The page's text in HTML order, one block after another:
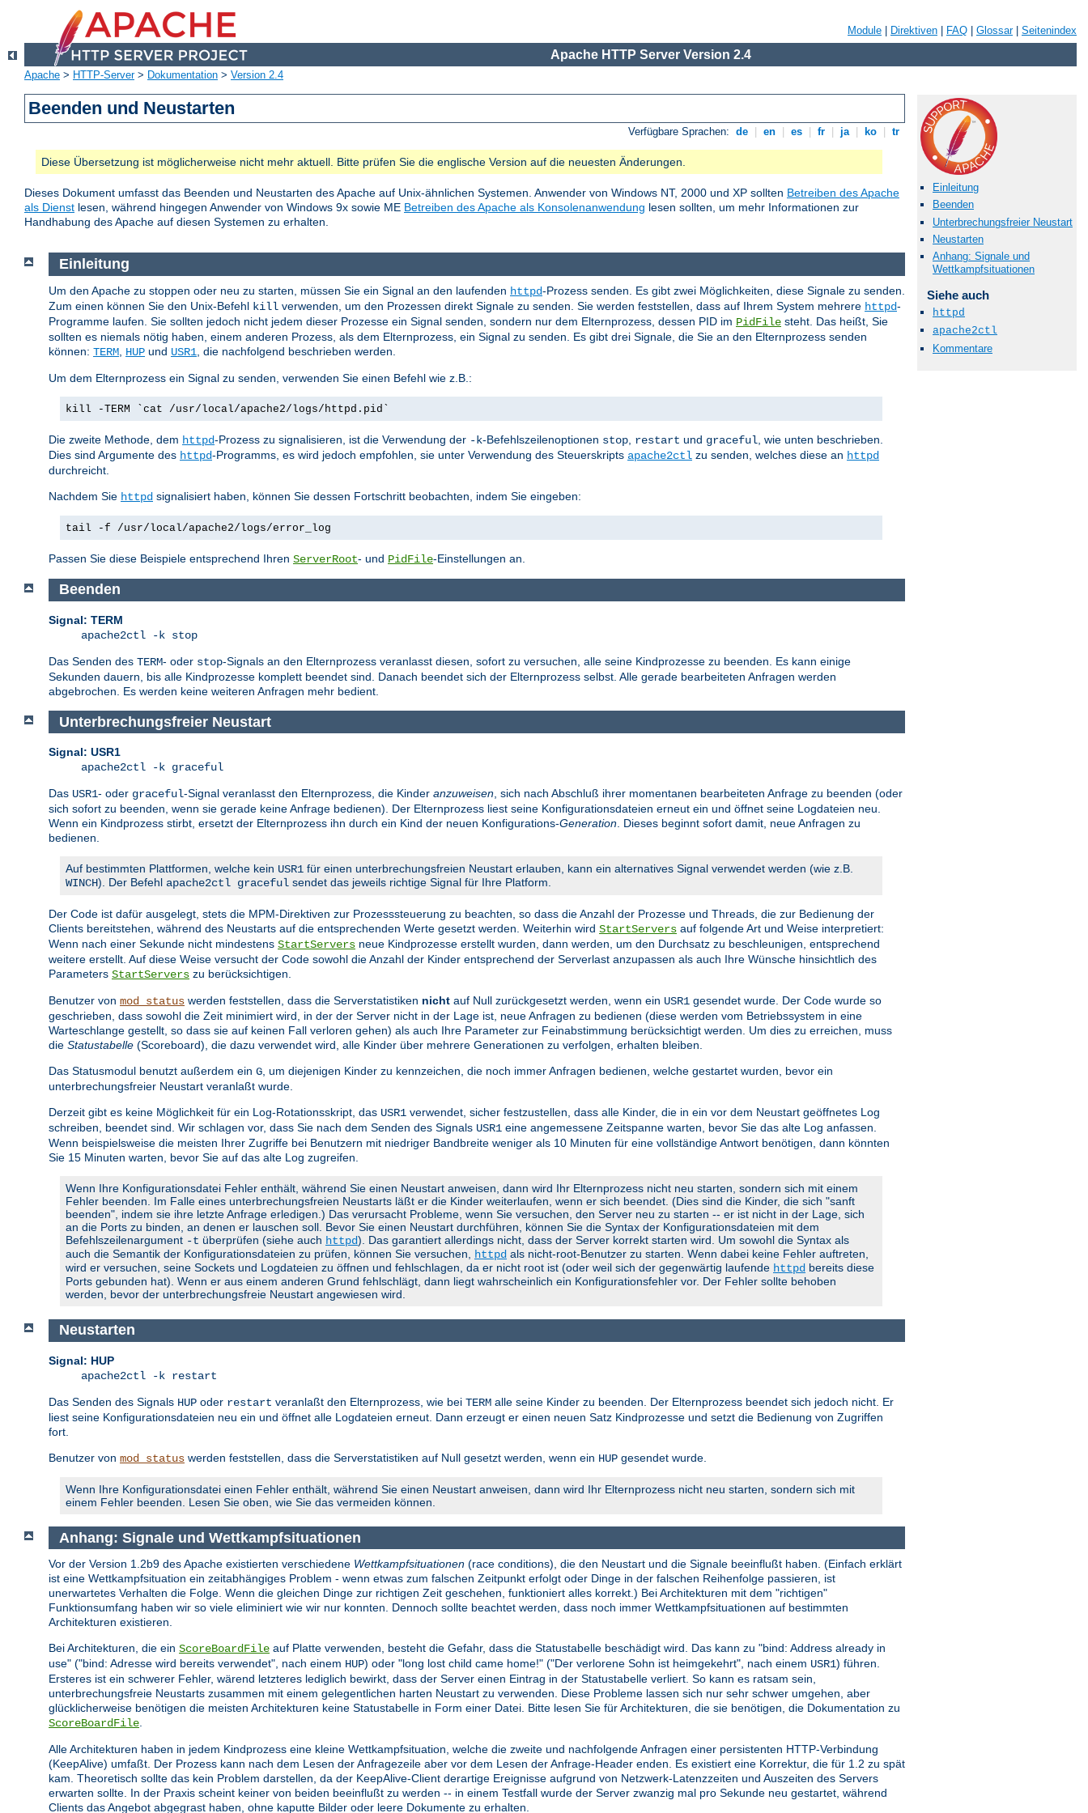
Module Direktiven FAQ Glossar| Seitenindex
Apache HTTP Server Version 2.4
Apache > HTTP-Server> Dokumentation > Version 2.4
Beenden und Neustarten
Verfügbare Sprachen: de en es fr ja ko tr
Diese Übersetzung ist möglicherweise nicht mehr aktuell. Bitte prüfen Sie die englische Version auf die neuesten Änderungen.
Dieses Dokument umfasst das Beenden und Neustarten des Apache auf Unix-ähnlichen Systemen. Anwender von Windows NT, 2000 und XP sollten Betreiben des Apache
als Dienst lesen, während hingegen Anwender von Windows 9x sowie ME Betreiben des Apache als Konsolenanwendung lesen sollten, um mehr Informationen zur
Handhabung des Apache auf diesen Systemen zu erhalten.
Einleitung
Beenden
Unterbrechungsfreier Neustart
Neustarten
Anhang: Signale und
Wettkampfsituationen
Siehe auch
httpd
apache2ctl
Kommentare
Einleitung
Um den Apache zu stoppen oder neu zu starten, müssen Sie ein Signal an den laufenden httpd-Prozess senden. Es gibt zwei Möglichkeiten, diese Signale zu senden.
Zum einen können Sie den Unix-Befehl kill verwenden, um den Prozessen direkt Signale zu senden. Sie werden feststellen, dass auf Ihrem System mehrere httpd-
Programme laufen. Sie sollten jedoch nicht jedem dieser Prozesse ein Signal senden, sondern nur dem Elternprozess, dessen PID im PidFile steht. Das heißt, Sie
sollten es niemals nötig haben, einem anderen Prozess, als dem Elternprozess, ein Signal zu senden. Es gibt drei Signale, die Sie an den Elternprozess senden
können: TERM HUP und USR1 , die nachfolgend beschrieben werden.
Um dem Elternprozess ein Signal zu senden, verwenden Sie einen Befehl wie z.B.:
kill -TERM `cat /usr/local/apache2/logs/httpd.pid`
Die zweite Methode, dem httpd-Prozess zu signalisieren, ist die Verwendung der -k-Befehlszeilenoptionen stop restart und graceful , wie unten beschrieben.
Dies sind Argumente des httpd-Programms, es wird jedoch empfohlen, sie unter Verwendung des Steuerskripts apache2ctl zu senden, welches diese an httpd
durchreicht.
Nachdem Sie httpd signalisiert haben, können Sie dessen Fortschritt beobachten, indem Sie eingeben:
tail -f /usr/local/apache2/logs/error_log
Passen Sie diese Beispiele entsprechend Ihren ServerRoot- und PidFile-Einstellungen an.
Beenden
Signal: TERM
apache2ctl -k stop
Das Senden des TERM- oder stop-Signals an den Elternprozess veranlasst diesen, sofort zu versuchen, alle seine Kindprozesse zu beenden. Es kann einige
Sekunden dauern, bis alle Kindprozesse komplett beendet sind. Danach beendet sich der Elternprozess selbst. Alle gerade bearbeiteten Anfragen werden
abgebrochen. Es werden keine weiteren Anfragen mehr bedient.
Unterbrechungsfreier Neustart
Signal: USR1
apache2ctl -k graceful
Das USR1- oder graceful-Signal veranlasst den Elternprozess, die Kinder anzuweisen, sich nach Abschluß ihrer momentanen bearbeiteten Anfrage zu beenden (oder
sich sofort zu beenden, wenn sie gerade keine Anfrage bedienen). Der Elternprozess liest seine Konfigurationsdateien erneut ein und öffnet seine Logdateien neu.
Wenn ein Kindprozess stirbt, ersetzt der Elternprozess ihn durch ein Kind der neuen Konfigurations-Generation. Dieses beginnt sofort damit, neue Anfragen zu
bedienen.
Auf bestimmten Plattformen, welche kein USR1 für einen unterbrechungsfreien Neustart erlauben, kann ein alternatives Signal verwendet werden (wie z.B.
WINCH). Der Befehl apache2ctl graceful sendet das jeweils richtige Signal für Ihre Platform.
Der Code ist dafür ausgelegt, stets die MPM-Direktiven zur Prozesssteuerung zu beachten, so dass die Anzahl der Prozesse und Threads, die zur Bedienung der
Clients bereitstehen, während des Neustarts auf die entsprechenden Werte gesetzt werden. Weiterhin wird StartServers auf folgende Art und Weise interpretiert:
Wenn nach einer Sekunde nicht mindestens StartServers neue Kindprozesse erstellt wurden, dann werden, um den Durchsatz zu beschleunigen, entsprechend
weitere erstellt. Auf diese Weise versucht der Code sowohl die Anzahl der Kinder entsprechend der Serverlast anzupassen als auch Ihre Wünsche hinsichtlich des
Parameters StartServers zu berücksichtigen.
Benutzer von mod_status werden feststellen, dass die Serverstatistiken nicht auf Null zurückgesetzt werden, wenn ein USR1 gesendet wurde. Der Code wurde so
geschrieben, dass sowohl die Zeit minimiert wird, in der der Server nicht in der Lage ist, neue Anfragen zu bedienen (diese werden vom Betriebssystem in eine
Warteschlange gestellt, so dass sie auf keinen Fall verloren gehen) als auch Ihre Parameter zur Feinabstimmung berücksichtigt werden. Um dies zu erreichen, muss
die Statustabelle (Scoreboard), die dazu verwendet wird, alle Kinder über mehrere Generationen zu verfolgen, erhalten bleiben.
Das Statusmodul benutzt außerdem ein G, um diejenigen Kinder zu kennzeichen, die noch immer Anfragen bedienen, welche gestartet wurden, bevor ein
unterbrechungsfreier Neustart veranlaßt wurde.
Derzeit gibt es keine Möglichkeit für ein Log-Rotationsskript, das USR1 verwendet, sicher festzustellen, dass alle Kinder, die in ein vor dem Neustart geöffnetes Log
schreiben, beendet sind. Wir schlagen vor, dass Sie nach dem Senden des Signals USR1 eine angemessene Zeitspanne warten, bevor Sie das alte Log anfassen.
Wenn beispielsweise die meisten Ihrer Zugriffe bei Benutzern mit niedriger Bandbreite weniger als 10 Minuten für eine vollständige Antwort benötigen, dann könnten
Sie 15 Minuten warten, bevor Sie auf das alte Log zugreifen.
Wenn Ihre Konfigurationsdatei Fehler enthält, während Sie einen Neustart anweisen, dann wird Ihr Elternprozess nicht neu starten, sondern sich mit einem
Fehler beenden. Im Falle eines unterbrechungsfreien Neustarts läßt er die Kinder weiterlaufen, wenn er sich beendet. (Dies sind die Kinder, die sich "sanft
beenden", indem sie ihre letzte Anfrage erledigen.) Das verursacht Probleme, wenn Sie versuchen, den Server neu zu starten -- er ist nicht in der Lage, sich
an die Ports zu binden, an denen er lauschen soll. Bevor Sie einen Neustart durchführen, können Sie die Syntax der Konfigurationsdateien mit dem
Befehlszeilenargument -t überprüfen (siehe auch httpd). Das garantiert allerdings nicht, dass der Server korrekt starten wird. Um sowohl die Syntax als
auch die Semantik der Konfigurationsdateien zu prüfen, können Sie versuchen, httpd als nicht-root-Benutzer zu starten. Wenn dabei keine Fehler auftreten,
wird er versuchen, seine Sockets und Logdateien zu öffnen und fehlschlagen, da er nicht root ist (oder weil sich der gegenwärtig laufende httpd bereits diese
Ports gebunden hat). Wenn er aus einem anderen Grund fehlschlägt, dann liegt wahrscheinlich ein Konfigurationsfehler vor. Der Fehler sollte behoben
werden, bevor der unterbrechungsfreie Neustart angewiesen wird.
Neustarten
Signal: HUP
apache2ctl -k restart
Das Senden des Signals HUP oder restart veranlaßt den Elternprozess, wie bei TERM alle seine Kinder zu beenden. Der Elternprozess beendet sich jedoch nicht. Er
liest seine Konfigurationsdateien neu ein und öffnet alle Logdateien erneut. Dann erzeugt er einen neuen Satz Kindprozesse und setzt die Bedienung von Zugriffen
fort.
Benutzer von mod_status werden feststellen, dass die Serverstatistiken auf Null gesetzt werden, wenn ein HUP gesendet wurde.
Wenn Ihre Konfigurationsdatei einen Fehler enthält, während Sie einen Neustart anweisen, dann wird Ihr Elternprozess nicht neu starten, sondern sich mit
einem Fehler beenden. Lesen Sie oben, wie Sie das vermeiden können.
Anhang: Signale und Wettkampfsituationen
Vor der Version 1.2b9 des Apache existierten verschiedene Wettkampfsituationen (race conditions), die den Neustart und die Signale beeinflußt haben. (Einfach erklärt
ist eine Wettkampfsituation ein zeitabhängiges Problem - wenn etwas zum falschen Zeitpunkt erfolgt oder Dinge in der falschen Reihenfolge passieren, ist
unerwartetes Verhalten die Folge. Wenn die gleichen Dinge zur richtigen Zeit geschehen, funktioniert alles korrekt.) Bei Architekturen mit dem "richtigen"
Funktionsumfang haben wir so viele eliminiert wie wir nur konnten. Dennoch sollte beachtet werden, dass noch immer Wettkampfsituationen auf bestimmten
Architekturen existieren.
Bei Architekturen, die ein ScoreBoardFile auf Platte verwenden, besteht die Gefahr, dass die Statustabelle beschädigt wird. Das kann zu "bind: Address already in
use" ("bind: Adresse wird bereits verwendet", nach einem HUP) oder "long lost child came home!" ("Der verlorene Sohn ist heimgekehrt", nach einem USR1) führen.
Ersteres ist ein schwerer Fehler, wärend letzteres lediglich bewirkt, dass der Server einen Eintrag in der Statustabelle verliert. So kann es ratsam sein,
unterbrechungsfreie Neustarts zusammen mit einem gelegentlichen harten Neustart zu verwenden. Diese Probleme lassen sich nur sehr schwer umgehen, aber
glücklicherweise benötigen die meisten Architekturen keine Statustabelle in Form einer Datei. Bitte lesen Sie für Architekturen, die sie benötigen, die Dokumentation zu
ScoreBoardFile.
Alle Architekturen haben in jedem Kindprozess eine kleine Wettkampfsituation, welche die zweite und nachfolgende Anfragen einer persistenten HTTP-Verbindung
(KeepAlive) umfaßt. Der Prozess kann nach dem Lesen der Anfragezeile aber vor dem Lesen der Anfrage-Header enden. Es existiert eine Korrektur, die für 1.2 zu spät
kam. Theoretisch sollte das kein Problem darstellen, da der KeepAlive-Client derartige Ereignisse aufgrund von Netzwerk-Latenzzeiten und Auszeiten des Servers
erwarten sollte. In der Praxis scheint keiner von beiden beeinflußt zu werden -- in einem Testfall wurde der Server zwanzig mal pro Sekunde neu gestartet, während
Clients das Angebot abgegrast haben, ohne kaputte Bilder oder leere Dokumente zu erhalten.